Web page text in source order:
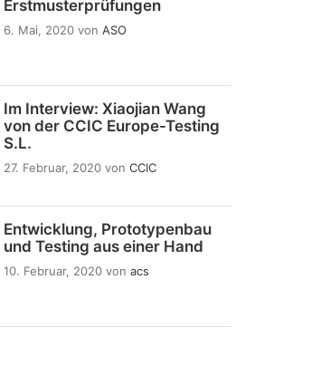
Erstmusterprüfungen
6. Mai, 2020 von ASO
Im Interview: Xiaojian Wang
von der CCIC Europe-Testing
S.L.
27. Februar, 2020 von CCIC
Entwicklung, Prototypenbau
und Testing aus einer Hand
10. Februar, 2020 von acs